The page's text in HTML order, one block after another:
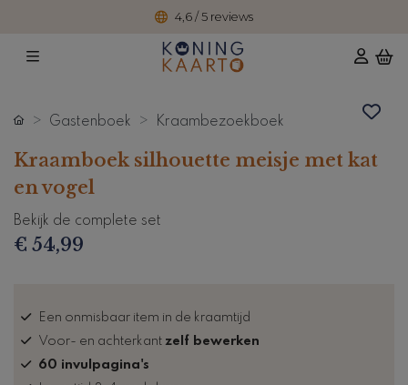
4,6 / 5 reviews
Gastenboek Kraambezoekboek
Kraamboek silhouette meisje met kat
en vogel
Bekijk de complete set
€ 54,99
Een onmisbaar item in de kraamtijd
Voor- en achterkant zelf bewerken
60 invulpagina's